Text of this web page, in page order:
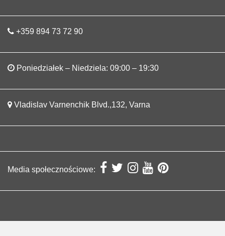
+359 894 73 72 90
Poniedziałek – Niedziela: 09:00 – 19:30
Vladislav Varnenchik Blvd.,132, Varna
Media społecznościowe: